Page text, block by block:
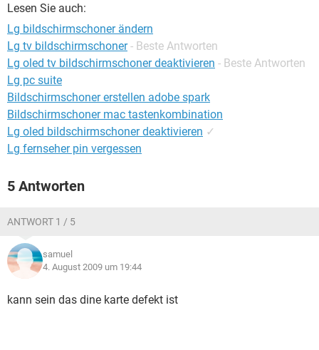
Lesen Sie auch:
Lg bildschirmschoner ändern
Lg tv bildschirmschoner - Beste Antworten
Lg oled tv bildschirmschoner deaktivieren - Beste Antworten
Lg pc suite
Bildschirmschoner erstellen adobe spark
Bildschirmschoner mac tastenkombination
Lg oled bildschirmschoner deaktivieren ✓
Lg fernseher pin vergessen
5 Antworten
ANTWORT 1 / 5
samuel
4. August 2009 um 19:44
kann sein das dine karte defekt ist